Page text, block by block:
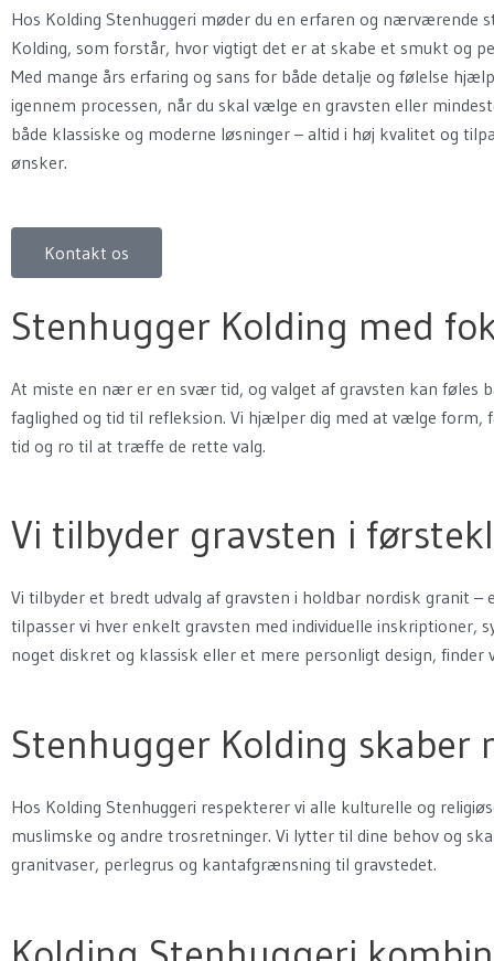
Hos Kolding Stenhuggeri møder du en erfaren og nærværende
Kolding, som forstår, hvor vigtigt det er at skabe et smukt og
Med mange års erfaring og sans for både detalje og følelse
igennem processen, når du skal vælge en gravsten eller
både klassiske og moderne løsninger – altid i høj kvalitet og
ønsker.
Kontakt os
Stenhugger Kolding med
At miste en nær er en svær tid, og valget af gravsten kan føles
faglighed og tid til refleksion. Vi hjælper dig med at vælge form,
tid og ro til at træffe de rette valg.
Vi tilbyder gravsten i
Vi tilbyder et bredt udvalg af gravsten i holdbar nordisk granit
tilpasser vi hver enkelt gravsten med individuelle
noget diskret og klassisk eller et mere personligt design, finder
Stenhugger Kolding
Hos Kolding Stenhuggeri respekterer vi alle kulturelle og
muslimske og andre trosretninger. Vi lytter til dine behov og
granitvaser, perlegrus og kantafgrænsning til gravstedet.